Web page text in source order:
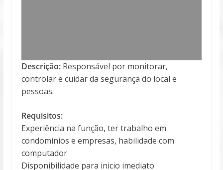
Descrição:Responsável por monitorar,
controlar e cuidar da segurança do local e
pessoas.
Requisitos:
Experiência na função, ter trabalho em
condomínios e empresas, habilidade com
computador
Disponibilidade para inicio imediato